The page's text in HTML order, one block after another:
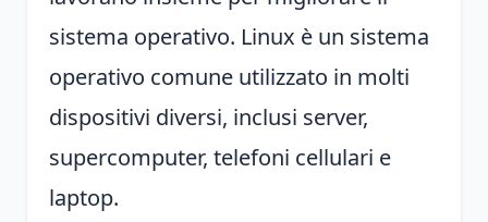
sistema operativo. Linux è un sistema
operativo comune utilizzato in molti
dispositivi diversi, inclusi server,
supercomputer, telefoni cellulari e
laptop.